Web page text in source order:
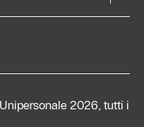
2026, tutti i